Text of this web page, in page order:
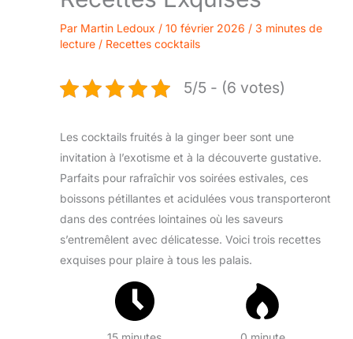
Par Martin Ledoux / 10 février 2026 / 3 minutes de
lecture / Recettes cocktails
5/5 - (6 votes)
Les cocktails fruités à la ginger beer sont une
invitation à l’exotisme et à la découverte gustative.
Parfaits pour rafraîchir vos soirées estivales, ces
boissons pétillantes et acidulées vous transporteront
dans des contrées lointaines où les saveurs
s’entremêlent avec délicatesse. Voici trois recettes
exquises pour plaire à tous les palais.